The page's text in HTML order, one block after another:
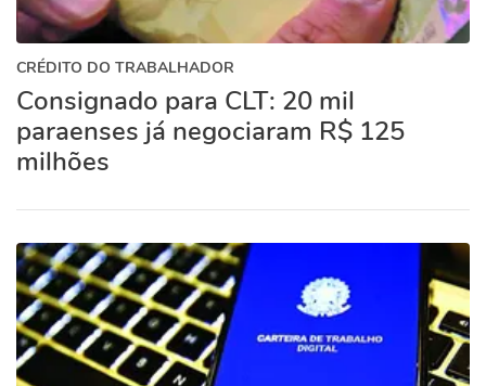
CRÉDITO DO TRABALHADOR
Consignado para CLT: 20 mil
paraenses já negociaram R$ 125
milhões